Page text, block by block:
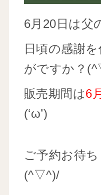
6月20日は父
日頃の感謝
がですか？
販売期間は6
(‘ω’)
ご予約お待
(^▽^)/